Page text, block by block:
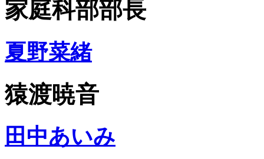
家庭科部部長
夏野菜緒
猿渡暁音
田中あいみ